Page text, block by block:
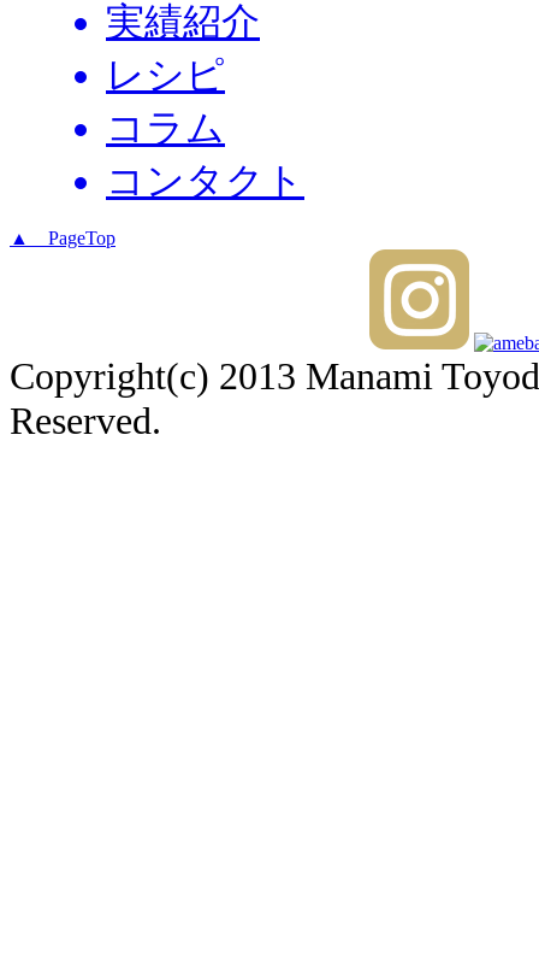
実績紹介
レシピ
コラム
コンタクト
▲ PageTop
Copyright(c) 2013 Manami
Reserved.